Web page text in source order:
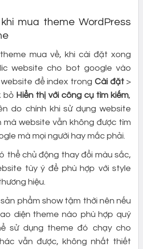
mua theme WordPress
mua về, khi cài đặt xong
website cho bot google vào
website để index trong Cài đặt>
bỏ Hiển thị với công cụ tìm kiếm,
do chính khi sử dụng website
mà website vẫn không được tìm
mà mọi người hay mắc phải.
thể chủ động thay đổi màu sắc,
tùy ý để phù hợp với style
hiệu.
phẩm show tậm thời nên nếu
diện theme nào phù hợp quý
sử dụng theme đó chạy cho
vẫn được, không nhất thiết